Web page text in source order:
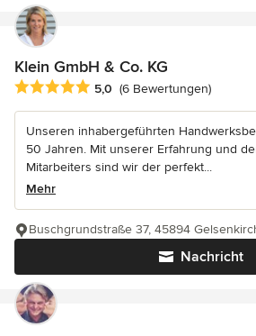
Klein GmbH & Co. KG
Durchschnittliche Bewertung: 5 von 5
5,0 (6 Bewertungen)
Unseren inhabergeführten
50 Jahren. Mit unserer Erfahrung und
Mitarbeiters sind wir der perfekt...
Mehr
Nachricht
Buschgrundstraße 37, 45894